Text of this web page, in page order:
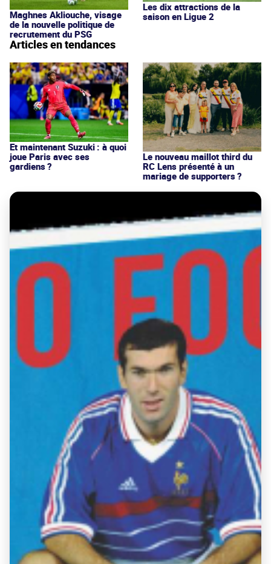
Maghnes Akliouche, visage
de la nouvelle politique de
recrutement du PSG
Les dix attractions de la
saison en Ligue 2
Articles en tendances
Et maintenant Suzuki : à quoi
joue Paris avec ses
gardiens ?
Le nouveau maillot third du
RC Lens présenté à un
mariage de supporters ?